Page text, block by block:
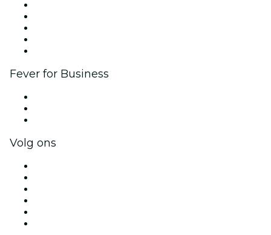
Fever for Business
Volg ons